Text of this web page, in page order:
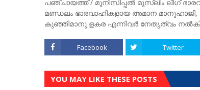
പഞ്ചായത്ത്‌ / മുനിസിപ്പൽ മുസ്‌ലിം ലീഗ്
മണ്ഡലം ഭാരവാഹികളായ അമാന മാനുഹാജി, എ
കുഞ്ഞിമാനു ളകര എന്നിവർ നേതൃത്വം
Facebook Twitter
YOU MAY LIKE THESE POSTS